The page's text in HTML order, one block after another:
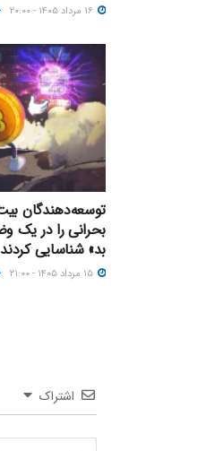
بحرانی را در یک
بد» شناسایی کردند
اشتراک